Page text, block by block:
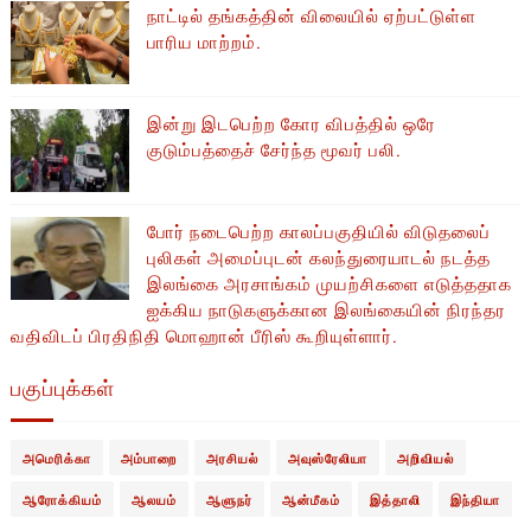
நாட்டில் தங்கத்தின் விலையில் ஏற்பட்டுள்ள
பாரிய மாற்றம்.
இன்று இடபெற்ற கோர விபத்தில் ஒரே
குடும்பத்தைச் சேர்ந்த மூவர் பலி.
போர் நடைபெற்ற காலப்பகுதியில் ​​விடுதலைப்
புலிகள் அமைப்புடன் கலந்துரையாடல் நடத்த
இலங்கை அரசாங்கம் முயற்சிகளை எடுத்ததாக
ஐக்கிய நாடுகளுக்கான இலங்கையின் நிரந்தர
வதிவிடப் பிரதிநிதி மொஹான் பீரிஸ் கூறியுள்ளார்.
பகுப்புக்கள்
அமெரிக்கா அம்பாறை அரசியல் அவுஸ்ரேலியா அறிவியல்
ஆரோக்கியம் ஆலயம் ஆளுநர் ஆன்மீகம் இத்தாலி இந்தியா